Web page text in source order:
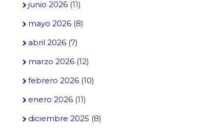
junio 2026 (11)
mayo 2026 (8)
abril 2026 (7)
marzo 2026 (12)
febrero 2026 (10)
enero 2026 (11)
diciembre 2025 (8)